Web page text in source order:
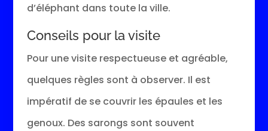
d’éléphant dans toute la ville.
Conseils pour la visite
Pour une visite respectueuse et agréable,
quelques règles sont à observer. Il est
impératif de se couvrir les épaules et les
genoux. Des sarongs sont souvent